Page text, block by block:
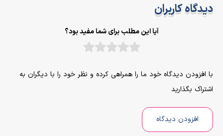
دیدگاه کاربران
آیا این مطلب برای شما مفید بود؟
با افزودن دیدگاه خود ما را همراهی کرده و نظر خود را با دیگران به
اشتراک بگذارید
افزودن دیدگاه